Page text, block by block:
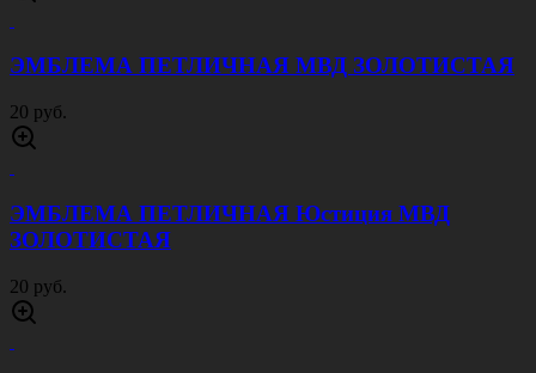
ЭМБЛЕМА ПЕТЛИЧНАЯ МВД ЗОЛОТИСТАЯ
20 руб.
ЭМБЛЕМА ПЕТЛИЧНАЯ Юстиция МВД
ЗОЛОТИСТАЯ
20 руб.